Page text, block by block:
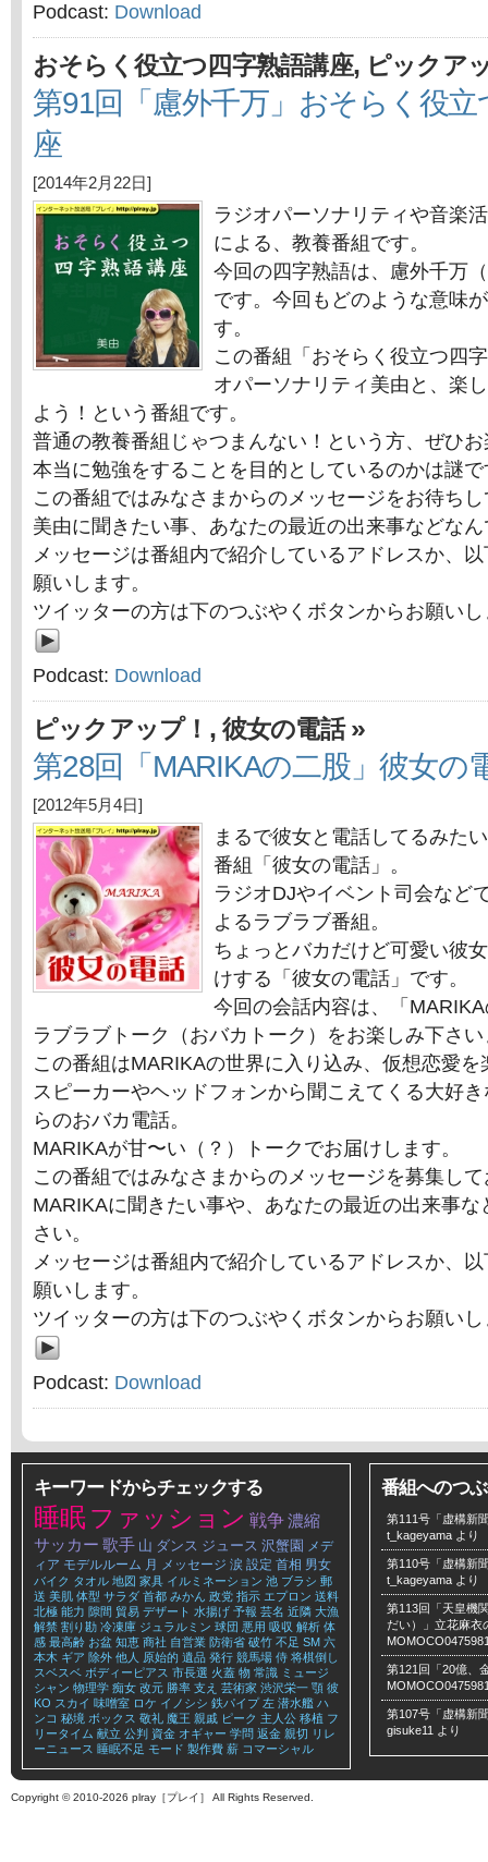
Podcast: Download
おそらく役立つ四字熟語講座, ピックア
第91回「慮外千万」おそらく役立
座
[2014年2月22日]
ラジオパーソナリティや音楽
による、教養番組です。
今回の四字熟語は、慮外千万
です。今回もどのような意味
す。
この番組「おそらく役立つ四
オパーソナリティ美由と、楽
よう！という番組です。
普通の教養番組じゃつまんない！という方、ぜひ
本当に勉強をすることを目的としているのかは謎で
この番組ではみなさまからのメッセージをお待ち
美由に聞きたい事、あなたの最近の出来事などな
メッセージは番組内で紹介しているアドレスか、
願いします。
ツイッターの方は下のつぶやくボタンからお願い
Podcast: Download
ピックアップ！ , 彼女の電話»
第28回「MARIKAの二股」彼女の
[2012年5月4日]
まるで彼女と電話してるみた
番組「彼女の電話」。
ラジオDJやイベント司会など
よるラブラブ番組。
ちょっとバカだけど可愛い彼
けする「彼女の電話」です。
今回の会話内容は、「
ラブラブトーク（おバカトーク）をお楽しみ下さ
この番組はMARIKAの世界に入り込み、仮想恋愛
スピーカーやヘッドフォンから聞こえてくる大好
らのおバカ電話。
MARIKAが甘〜い（？）トークでお届けします。
この番組ではみなさまからのメッセージを募集し
MARIKAに聞きたい事や、あなたの最近の出来事
さい。
メッセージは番組内で紹介しているアドレスか、
願いします。
ツイッターの方は下のつぶやくボタンからお願い
Podcast: Download
キーワードからチェックする
睡眠ファッション 戦争濃縮
サッカー 歌手 山 ダンス ジュース 沢蟹園 メデ
ィア モデルルーム 月 メッセージ 涙 設定 首相 男女
バイク タオル 地図 家具 イルミネーション 池 ブラシ 郵
送 美肌 体型 サラダ 首都 みかん 政党 指示 エプロン 送料
北極 能力 隙間 貿易 デザート 水揚げ 予報 芸名 近隣 大漁
解禁 割り勘 冷凍庫 ジュラルミン 球団 悪用 吸収 解析 体
感 最高齢 お盆 知恵 商社 自営業 防衛省 破竹 不足 SM 六
本木 ギア 除外 他人 原始的 遺品 発行 競馬場 侍 将棋倒し
スベスベ ボディーピアス 市長選 火蓋 物 常識 ミュージ
シャン 物理学 痴女 改元 勝率 支え 芸術家 渋沢栄一 顎 彼
KO スカイ 味噌室 ロケ イノシシ 鉄パイプ 左 潜水艦 ハ
ンコ 秘境 ボックス 敬礼 魔王 親戚 ピーク 主人公 移植 フ
リータイム 献立 公判 資金 オギャー 学問 返金 親切 リレ
ーニュース 睡眠不足 モード 製作費 薪 コマーシャル
番組へのつ
第111号「虚構新
t_kageyama より
第110号「虚構新
t_kageyama より
第113回「天皇機
だい）」立花麻衣
第121回「20億、
第107号「虚構新
gisuke11 より
Copyright © 2010-2026 plray［プレイ］ All Rights Reserved.